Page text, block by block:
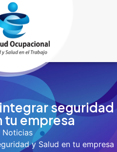
seguridad
tu empresa
Noticias
y Salud en tu empresa